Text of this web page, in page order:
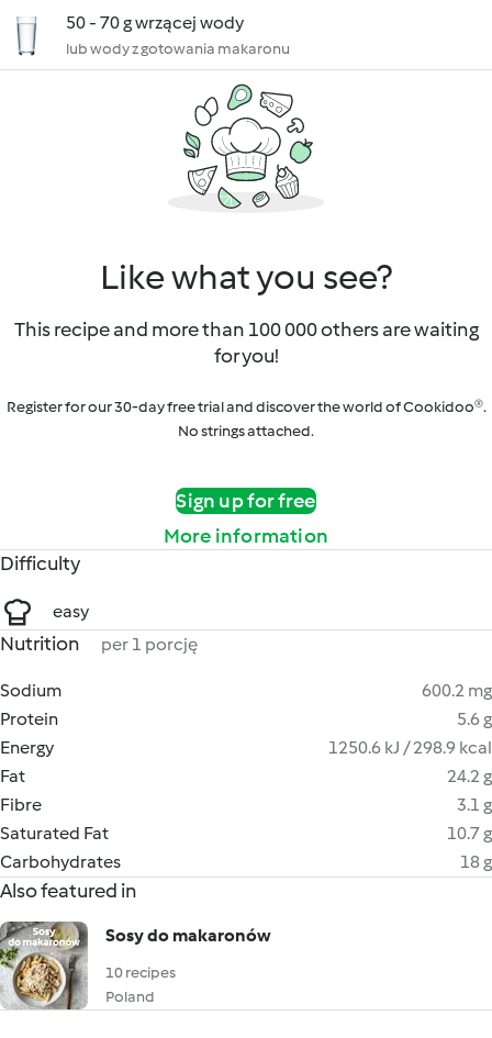
50 - 70 g wrzącej wody
lub wody z gotowania makaronu
Like what you see?
This recipe and more than 100 000 others are waiting
for you!
Register for our 30-day free trial and discover the world of Cookidoo®.
No strings attached.
Sign up for free
More information
Difficulty
easy
Nutrition per 1 porcję
Sodium
600.2 mg
Protein
5.6 g
Energy
1250.6 kJ / 298.9 kcal
Fat
24.2 g
Fibre
3.1 g
Saturated Fat
10.7 g
Carbohydrates
18 g
Also featured in
Sosy do makaronów
10 recipes
Poland